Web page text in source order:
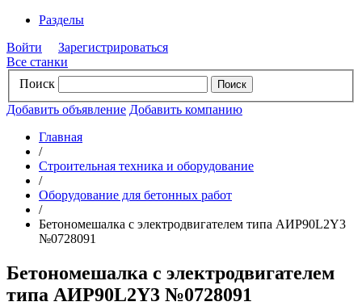
Разделы
Войти
Зарегистрироваться
Все станки
Поиск
Добавить объявление Добавить компанию
Главная
/
Строительная техника и оборудование
/
Оборудование для бетонных работ
/
Бетономешалка с электродвигателем типа АИР90L2Y3
№0728091
Бетономешалка с электродвигателем
типа АИР90L2Y3 №0728091